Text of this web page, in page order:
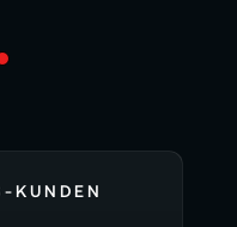
KUNDEN